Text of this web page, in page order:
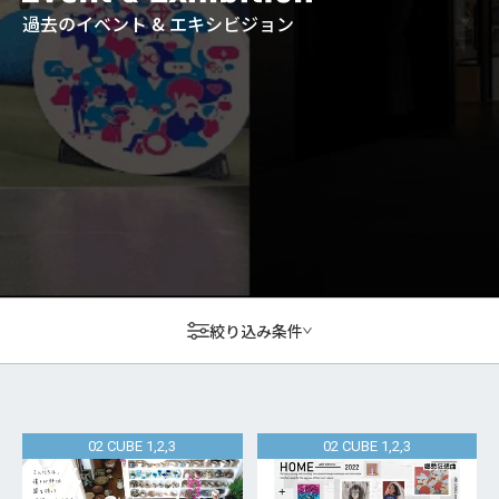
過去のイベント & エキシビジョン
絞り込み条件
02 CUBE 1,2,3 02 CUBE 1,2,3